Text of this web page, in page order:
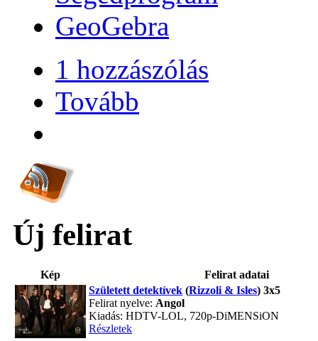
GeoGebra
1 hozzászólás
Tovább
Új felirat
Kép
Felirat adatai
Született detektívek (Rizzoli & Isles) 3x5
Felirat nyelve: Angol
Kiadás: HDTV-LOL, 720p-DiMENSiON
Részletek